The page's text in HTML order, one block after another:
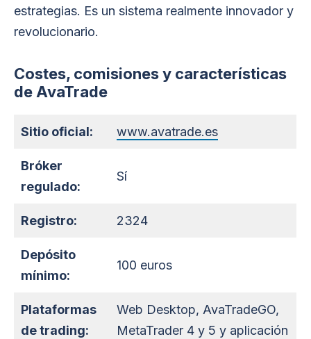
estrategias. Es un sistema realmente innovador y
revolucionario.
Costes, comisiones y características
de AvaTrade
Sitio oficial: www.avatrade.es
Bróker
regulado:
Sí
Registro: 2324
Depósito
mínimo:
100 euros
Plataformas
de trading:
Web Desktop, AvaTradeGO,
MetaTrader 4 y 5 y aplicación